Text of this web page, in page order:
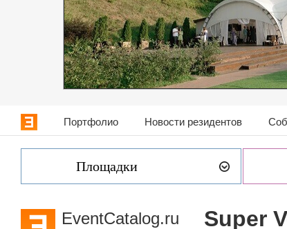
Портфолио Новости резидентов
Площадки
EventCatalog.ru Super